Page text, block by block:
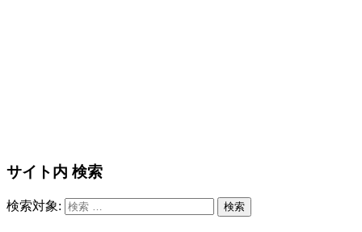
サイト内 検索
検索対象: 検索